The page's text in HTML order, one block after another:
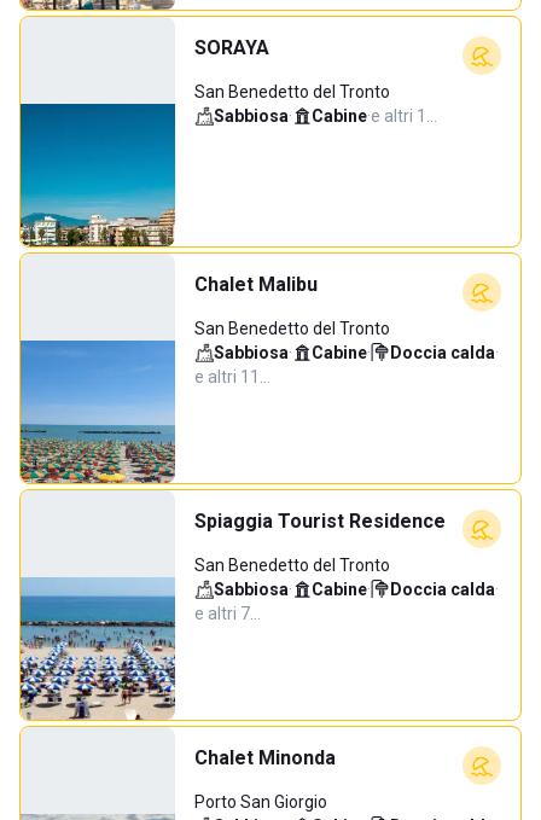
SORAYA
San Benedetto del Tronto
Sabbiosa· Cabine·e altri 1…
Chalet Malibu
San Benedetto del Tronto
Sabbiosa· Cabine· Doccia calda·
e altri 11…
Spiaggia Tourist Residence
San Benedetto del Tronto
Sabbiosa· Cabine· Doccia calda·
e altri 7…
Chalet Minonda
Porto San Giorgio